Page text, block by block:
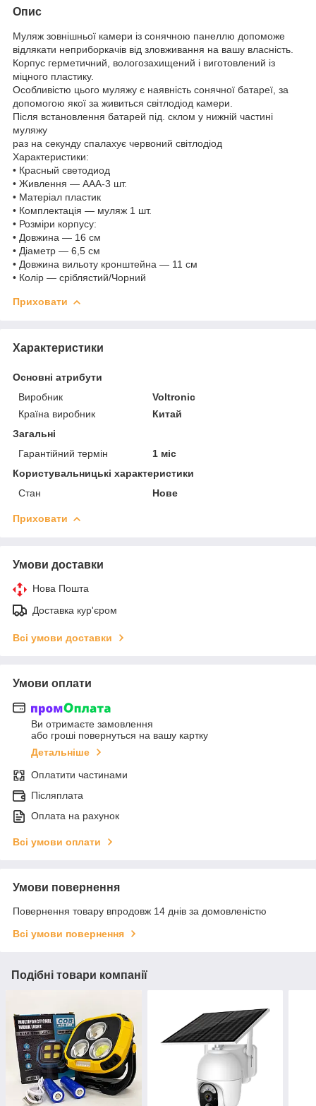
Опис
Муляж зовнішньої камери із сонячною панеллю допоможе
відлякати неприборкачів від зловживання на вашу власність.
Корпус герметичний, вологозахищений і виготовлений із
міцного пластику.
Особливістю цього муляжу є наявність сонячної батареї, за
допомогою якої за живиться світлодіод камери.
Після встановлення батарей під. склом у нижній частині
муляжу
раз на секунду спалахує червоний світлодіод
Характеристики:
• Красный светодиод
• Живлення — ААА-3 шт.
• Матеріал пластик
• Комплектація — муляж 1 шт.
• Розміри корпусу:
• Довжина — 16 см
• Діаметр — 6,5 см
• Довжина вильоту кронштейна — 11 см
• Колір — сріблястий/Чорний
Приховати
Характеристики
Основні атрибути
Виробник
Voltronic
Країна виробник
Китай
Загальні
Гарантійний термін
1 міс
Користувальницькі характеристики
Стан
Нове
Приховати
Умови доставки
Нова Пошта
Доставка кур'єром
Всі умови доставки
Умови оплати
Ви отримаєте замовлення
або гроші повернуться на вашу картку
Детальніше
Оплатити частинами
Післяплата
Оплата на рахунок
Всі умови оплати
Умови повернення
Повернення товару впродовж 14 днів за домовленістю
Всі умови повернення
Подібні товари компанії